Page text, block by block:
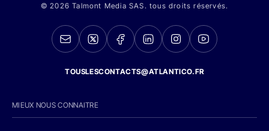
© 2026 Talmont Media SAS. tous droits réservés.
TOUSLESCONTACTS@ATLANTICO.FR
MIEUX NOUS CONNAITRE